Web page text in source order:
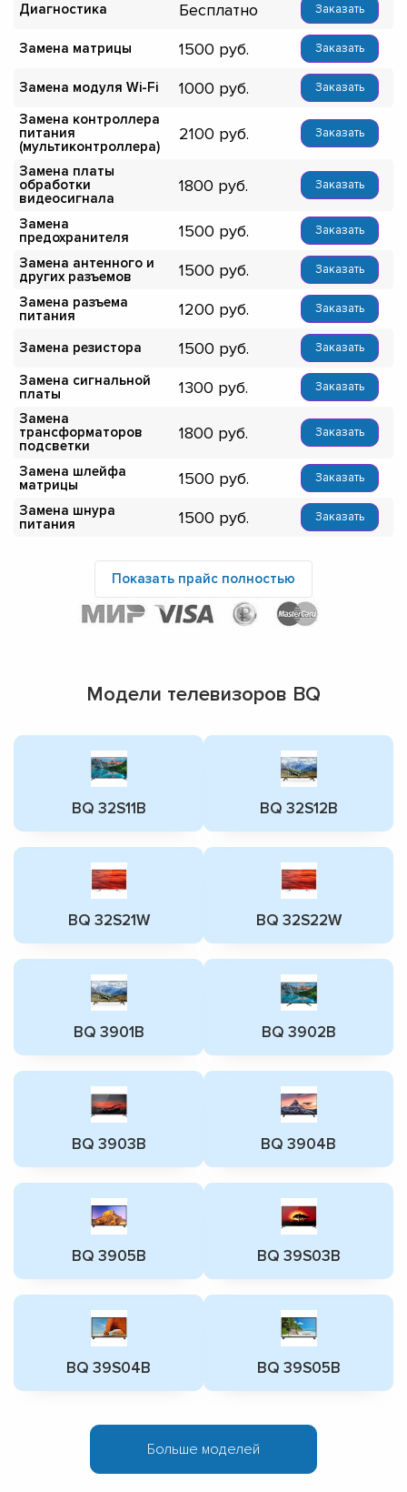
Диагностика Бесплатно Заказать
Замена матрицы 1500 Заказать
Замена модуля Wi-Fi 1000 Заказать
Замена контроллера
питания
(мультиконтроллера)
2100 Заказать
Замена платы
обработки
видеосигнала
1800 Заказать
Замена
предохранителя
1500 Заказать
Замена антенного и
других разъемов
1500 Заказать
Замена разъема
питания
1200 Заказать
Замена резистора 1500 Заказать
Замена сигнальной
платы
1300 Заказать
Замена
трансформаторов
подсветки
1800 Заказать
Замена шлейфа
матрицы
1500 Заказать
Замена шнура
питания
1500 Заказать
Показать прайс полностью
Модели телевизоров BQ
BQ 32S11B BQ 32S12B
BQ 32S21W BQ 32S22W
BQ 3901B BQ 3902B
BQ 3903B BQ 3904B
BQ 3905B BQ 39S03B
BQ 39S04B BQ 39S05B
Больше моделей